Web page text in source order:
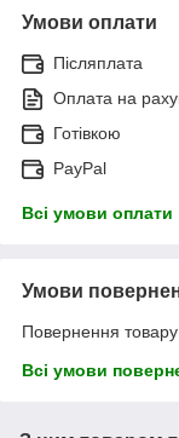
Умови оплати
Післяплата
Оплата на
Готівкою
PayPal
Всі умови оплати
Умови
Повернення
Всі умови